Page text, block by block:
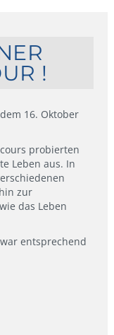
!
16. Oktober
probierten
Leben aus. In
zur
das Leben
entsprechend